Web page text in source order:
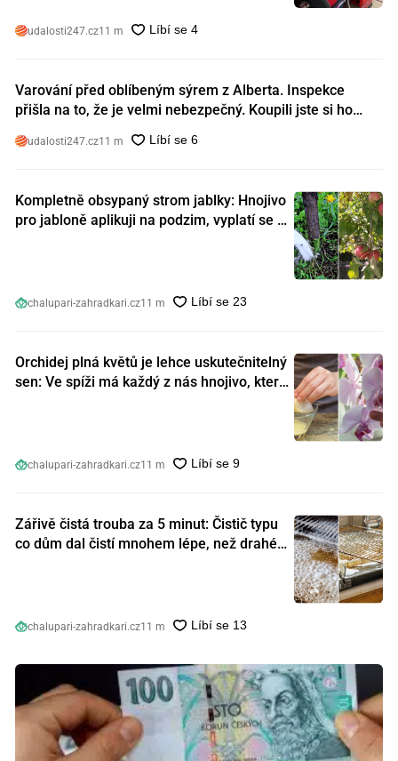
udalosti247.cz11 m
Varování před oblíbeným sýrem z Alberta. Inspekce
přišla na to, že je velmi nebezpečný. Koupili jste si ho
udalosti247.cz11 m
Kompletně obsypaný strom jablky: Hnojivo
pro jabloně aplikuji na podzim, vyplatí se s
chalupari-zahradkari.cz11 m
Orchidej plná květů je lehce uskutečnitelný
sen: Ve spíži má každý z nás hnojivo, které
chalupari-zahradkari.cz11 m
Zářivě čistá trouba za 5 minut: Čistič typu
co dům dal čistí mnohem lépe, než drahé
chalupari-zahradkari.cz11 m